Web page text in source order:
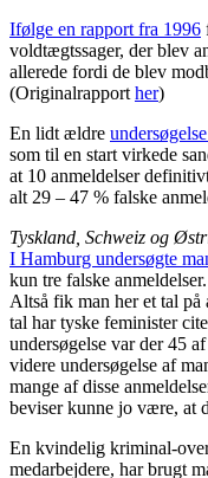
Ifølge en rapport fra 1996
voldtægtssager, der blev
allerede fordi de blev
(Originalrapport her)
En lidt ældre
som til en start virkede
at 10 anmeldelser
alt 29 – 47 % falske
Tyskland, Schweiz og
I Hamburg undersøgte
kun tre falske anmeldelser.
Altså fik man her et tal på
tal har tyske feminister
undersøgelse var der 45
videre undersøgelse af
mange af disse
beviser kunne jo være, at
En kvindelig kriminal-
medarbejdere, har brugt